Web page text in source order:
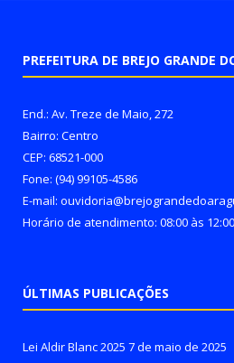
PREFEITURA DE BREJO GRANDE
End.: Av. Treze de Maio, 272
Bairro: Centro
CEP: 68521-000
Fone: (94) 99105-4586
E-mail:
Horário de atendimento: 08:00 às 12:00
ÚLTIMAS PUBLICAÇÕES
Lei Aldir Blanc 2025 7 de maio de 2025